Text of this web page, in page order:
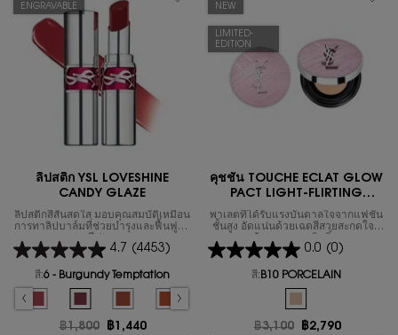
ENGRAVABLE
ลิปสติก YSL LOVESHINE
CANDY GLAZE
ลิปสติกสีสันสดใส มอบคุณสมบัติเหมือน
การทาลิปบาล์มที่ช่วยบำรุงและฟื้นฟูริม
4.7 (4453)
สี:6 - Burgundy Temptation
Select a colour
for ลิปสติก YSL LOVESHINE CANDY GLAZE
Glow Plumper color for ลิปสติก YSL LOVESHINE CANDY GLAZE, 1 of 16
- Nude Pleasure color for ลิปสติก YSL LOVESHINE CANDY GLAZE, 2 of 16
5 - Pink Satisfaction color for ลิปสติก YSL LOVESHINE CANDY GLAZE, 3 of
6 - Burgundy Temptation color for ลิปสติก YSL LOVESHINE
The product variation is out of stock, 7 - Beige Bliss
Selected
The product variation is out of stock, 8 - Chill
ราคาเก่า
฿1,800 ราคาใหม่
฿1,440
NEW
LIMITED-
EDITION
คุชชั่น TOUCHE ECLAT GLOW
PACT LIGHT-FLIRTING
COLLECTOR
พาเลตที่ได้รับแรงบันดาลใจจากแฟชั่น
ชั้นสูง อัดแน่นด้วยเฉดสีสวยสะกดใจที่
ศกาลกิซี (Qixi) ปี 2026 นี้เท่านั้น
0.0 (0)
สี: B10 PORCELAIN
ราคาเก่า
฿3,100 ราคาใหม่
฿2,790